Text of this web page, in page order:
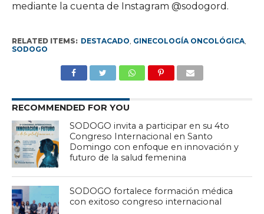
mediante la cuenta de Instagram @sodogord.
RELATED ITEMS: DESTACADO, GINECOLOGÍA ONCOLÓGICA,
SODOGO
RECOMMENDED FOR YOU
SODOGO invita a participar en su 4to
Congreso Internacional en Santo
Domingo con enfoque en innovación y
futuro de la salud femenina
SODOGO fortalece formación médica
con exitoso congreso internacional